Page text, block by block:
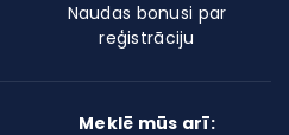
Naudas bonusi par
reģistrāciju
Meklē mūs arī: